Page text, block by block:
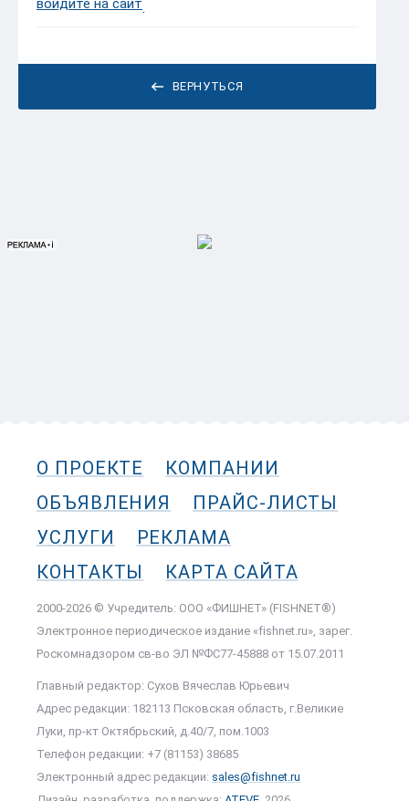
войдите на сайт.
ВЕРНУТЬСЯ
О ПРОЕКТЕ
КОМПАНИИ
ОБЪЯВЛЕНИЯ
ПРАЙС-ЛИСТЫ
УСЛУГИ
РЕКЛАМА
КОНТАКТЫ
КАРТА САЙТА
2000-2026 © Учредитель: ООО «ФИШНЕТ» (FISHNET®)
Электронное периодическое издание «fishnet.ru», зарег.
Роскомнадзором cв-во ЭЛ №ФС77-45888 от 15.07.2011
Главный редактор: Сухов Вячеслав Юрьевич
Адрес редакции: 182113 Псковская область, г.Великие
Луки, пр-кт Октябрьский, д.40/7, пом.1003
Телефон редакции: +7 (81153) 38685
Электронный адрес редакции: sales@fishnet.ru